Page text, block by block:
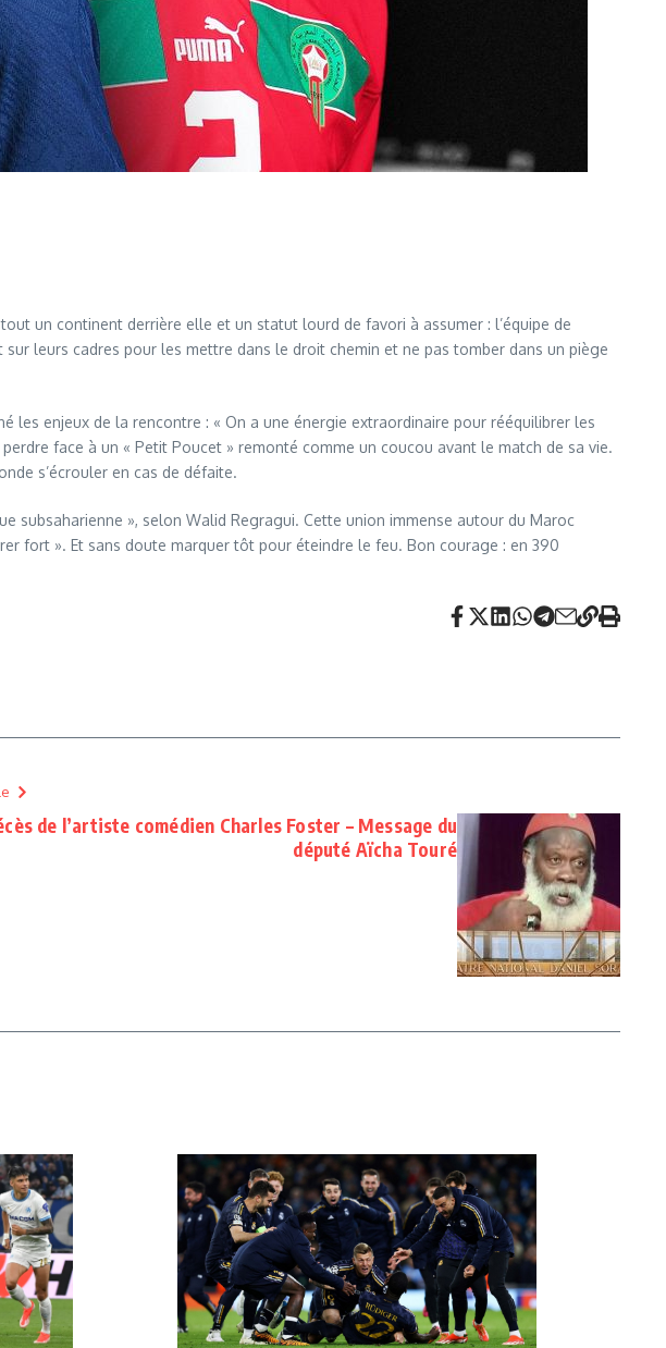
un continent derrière elle et un statut lourd de favori à assumer : l’équipe de
leurs cadres pour les mettre dans le droit chemin et ne pas tomber dans un piège
les enjeux de la rencontre : « On a une énergie extraordinaire pour rééquilibrer les
face à un « Petit Poucet » remonté comme un coucou avant le match de sa vie.
s’écrouler en cas de défaite.
subsaharienne », selon Walid Regragui. Cette union immense autour du Maroc
fort ». Et sans doute marquer tôt pour éteindre le feu. Bon courage : en 390
de l’artiste comédien Charles Foster – Message du
député Aïcha Touré